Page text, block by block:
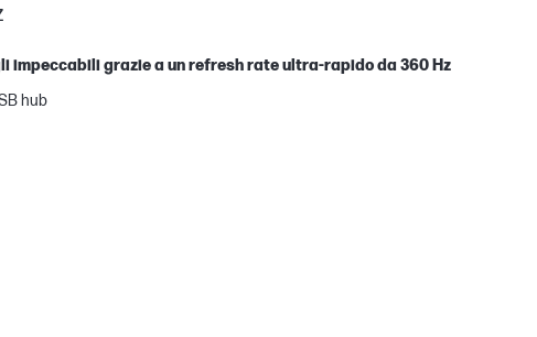
impeccabili grazie a un refresh rate ultra-rapido da 360 Hz
hub